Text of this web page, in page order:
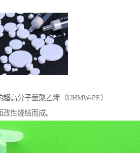
高分子量聚乙烯（UHMW-PE）
性烧结而成。